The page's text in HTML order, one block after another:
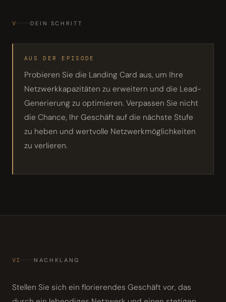
V DEIN SCHRITT
AUS DER EPISODE
Probieren Sie die Landing Card aus, um Ihre
Netzwerkkapazitäten zu erweitern und die Lead-
Generierung zu optimieren. Verpassen Sie nicht
die Chance, Ihr Geschäft auf die nächste Stufe
zu heben und wertvolle Netzwerkmöglichkeiten
zu verlieren.
VI NACHKLANG
Stellen Sie sich ein florierendes Geschäft vor, das